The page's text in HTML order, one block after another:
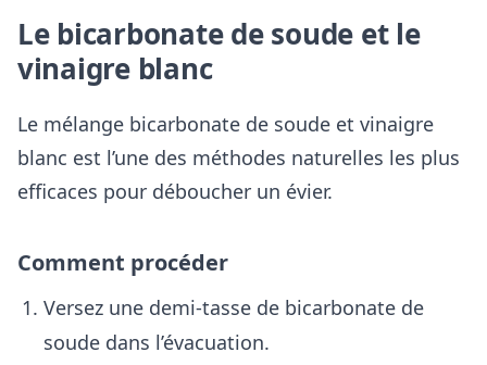
Le bicarbonate de soude et le
vinaigre blanc
Le mélange bicarbonate de soude et vinaigre
blanc est l’une des méthodes naturelles les plus
efficaces pour déboucher un évier.
Comment procéder
Versez une demi-tasse de bicarbonate de
soude dans l’évacuation.